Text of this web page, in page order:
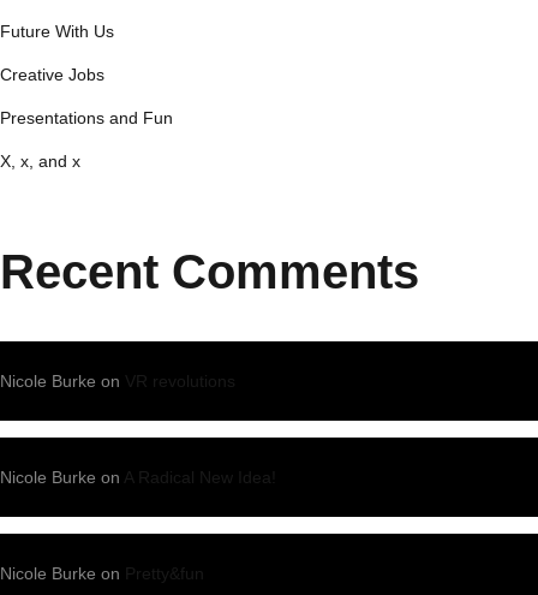
Future With Us
Creative Jobs
Presentations and Fun
X, x, and x
Recent Comments
Nicole Burke on VR revolutions
Nicole Burke on A Radical New Idea!
Nicole Burke on Pretty&fun